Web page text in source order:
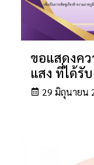
ขอแสดงค
แสง ที่ได้รั
29 มิถุนายน